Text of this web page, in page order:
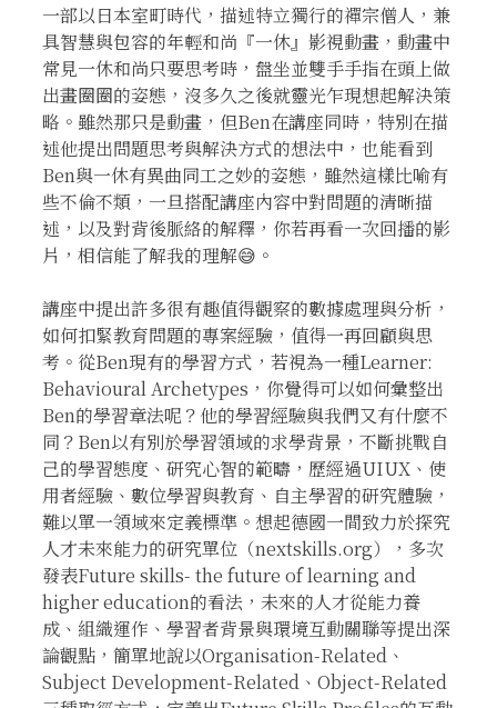
一部以日本室町時代，描述特立獨行的禪宗僧人，兼
具智慧與包容的年輕和尚『一休』影視動畫，動畫中
常見一休和尚只要思考時，盤坐並雙手手指在頭上做
出畫圈圈的姿態，沒多久之後就靈光乍現想起解決策
略。雖然那只是動畫，但Ben在講座同時，特別在描
述他提出問題思考與解決方式的想法中，也能看到
Ben與一休有異曲同工之妙的姿態，雖然這樣比喻有
些不倫不類，一旦搭配講座內容中對問題的清晰描
述，以及對背後脈絡的解釋，你若再看一次回播的影
片，相信能了解我的理解😅。
講座中提出許多很有趣值得觀察的數據處理與分析，
如何扣緊教育問題的專案經驗，值得一再回顧與思
考。從Ben現有的學習方式，若視為一種Learner:
Behavioural Archetypes，你覺得可以如何彙整出
Ben的學習章法呢？他的學習經驗與我們又有什麼不
同？Ben以有別於學習領域的求學背景，不斷挑戰自
己的學習態度、研究心智的範疇，歷經過UIUX、使
用者經驗、數位學習與教育、自主學習的研究體驗，
難以單一領域來定義標準。想起德國一間致力於探究
人才未來能力的研究單位（nextskills.org），多次
發表Future skills- the future of learning and
higher education的看法，未來的人才從能力養
成、組織運作、學習者背景與環境互動關聯等提出深
論觀點，簡單地說以Organisation-Related、
Subject Development-Related、Object-Related